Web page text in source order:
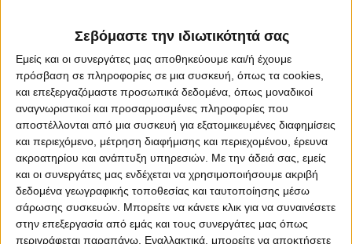
Σεβόμαστε την ιδιωτικότητά σας
Εμείς και οι συνεργάτες μας αποθηκεύουμε και/ή έχουμε
πρόσβαση σε πληροφορίες σε μια συσκευή, όπως τα cookies,
και επεξεργαζόμαστε προσωπικά δεδομένα, όπως μοναδικοί
αναγνωριστικοί και προσαρμοσμένες πληροφορίες που
αποστέλλονται από μια συσκευή για εξατομικευμένες διαφημίσεις
και περιεχόμενο, μέτρηση διαφήμισης και περιεχομένου, έρευνα
ακροατηρίου και ανάπτυξη υπηρεσιών. Με την άδειά σας, εμείς
και οι συνεργάτες μας ενδέχεται να χρησιμοποιήσουμε ακριβή
δεδομένα γεωγραφικής τοποθεσίας και ταυτοποίησης μέσω
σάρωσης συσκευών. Μπορείτε να κάνετε κλικ για να συναινέσετε
στην επεξεργασία από εμάς και τους συνεργάτες μας όπως
περιγράφεται παραπάνω. Εναλλακτικά, μπορείτε να αποκτήσετε
About Offradio Business Class Terms & Conditions
Privacy Policy
Designed & developed byporcupine colors&Fotis Alexandrou